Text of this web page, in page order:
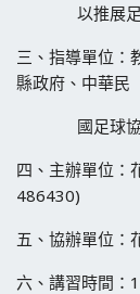
以推展足
三、指導單位：
縣政府、中華民
國足球協
四、主辦單位
486430)
五、協辦單位：
六、講習時間：